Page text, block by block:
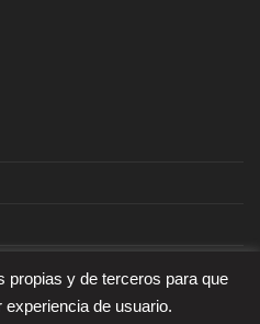
propias y de terceros para que
experiencia de usuario.